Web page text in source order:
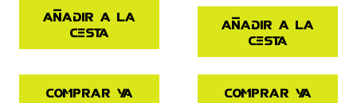
Añadir a la
cesta
Comprar ya
Añadir a la
cesta
Comprar ya